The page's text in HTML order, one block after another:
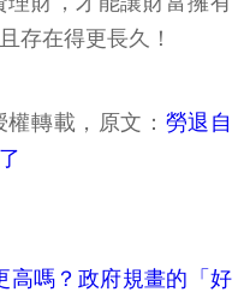
存在得更長久！
權轉載，原文： 勞退自
高嗎？政府規畫的「好